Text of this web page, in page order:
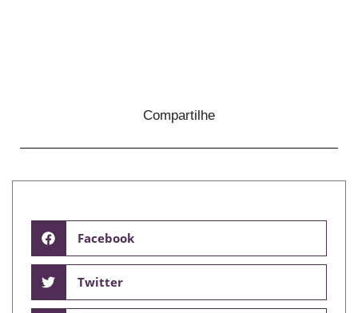
Compartilhe
Facebook
Twitter